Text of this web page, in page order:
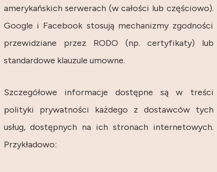
amerykańskich serwerach (w całości lub częściowo).
Google i Facebook stosują mechanizmy zgodności
przewidziane przez RODO (np. certyfikaty) lub
standardowe klauzule umowne.
Szczegółowe informacje dostępne są w treści
polityki prywatności każdego z dostawców tych
usług, dostępnych na ich stronach internetowych.
Przykładowo: